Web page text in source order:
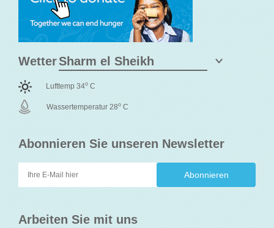
Abonnieren Sie unseren Newsletter
Arbeiten Sie mit uns
Wetter
Lufttemp 34o C
Wassertemperatur 28o C